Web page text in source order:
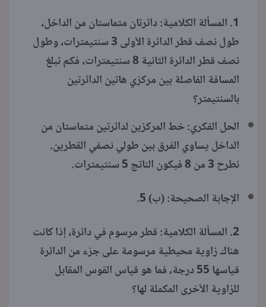
1. المسألة الكلامية: دائرتان متماستان من الداخل،
طول نصف قطر الدائرة الأولى 3 سنتيمترات، وطول
نصف قطر الدائرة الثانية 8 سنتيمترات، فكم تبلغ
المسافة الفاصلة بين مركزي هاتين الدائرتين
بالسنتيمتر؟
الحل الفكري: خط المركزين لدائرتين متماستان من
الداخل يساوي الفرق بين طولي نصفي القطرين.
نطرح 3 من 8 فيكون الناتج 5 سنتيمترات.
الإجابة الصحيحة: (ب) 5.
2. المسألة الكلامية: قطر مرسوم في دائرة، إذا كانت
هناك زاوية محيطية مرسومة على جزء من الدائرة
قياسها 55 درجة، فما هو قياس القوس المقابل
للزاوية الأخرى المكملة لها؟